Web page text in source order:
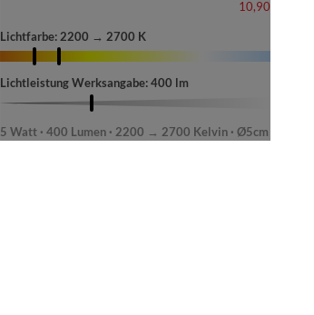
10,90
Lichtfarbe: 2200 → 2700 K
Lichtleistung Werksangabe: 400 lm
5 Watt · 400 Lumen · 2200 → 2700 Kelvin · Ø5cm